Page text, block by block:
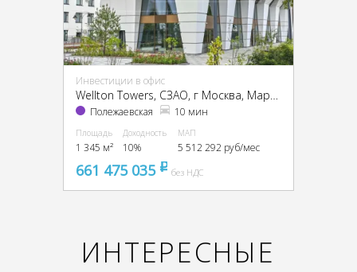
Инвестиции в офис
Wellton Towers, CЗАО, г Москва, Маршала Жукова пр-т, 39
Полежаевская 10 мин
Площадь
1 345 м²
Доходность
10%
МАП
5 512 292 руб/мес
661 475 035 pуббез НДС
ИНТЕРЕСНЫЕ